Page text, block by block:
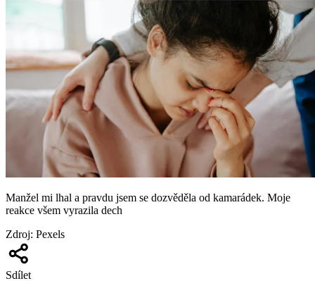
Manžel mi lhal a pravdu jsem se dozvěděla od kamarádek. Moje
reakce všem vyrazila dech
Zdroj: Pexels
Sdílet